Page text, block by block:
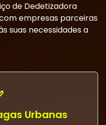
de Dedetizadora
empresas parceiras
suas necessidades a
Urbanas